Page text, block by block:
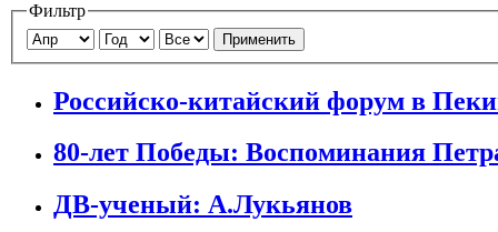
Фильтр
Применить
Российско-китайский форум в
80-лет Победы: Воспоминания
ДВ-ученый: А.Лукьянов